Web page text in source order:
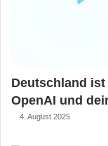
Deutschland ist
OpenAI und
4. August 2025